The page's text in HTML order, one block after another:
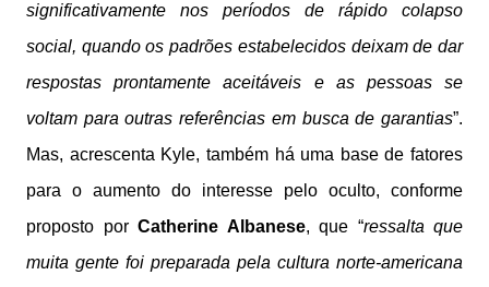
significativamente nos períodos de rápido colapso
social, quando os padrões estabelecidos deixam de dar
respostas prontamente aceitáveis e as pessoas se
voltam para outras referências em busca de garantias”.
Mas, acrescenta Kyle, também há uma base de fatores
para o aumento do interesse pelo oculto, conforme
proposto por Catherine Albanese, que “ressalta que
muita gente foi preparada pela cultura norte-americana